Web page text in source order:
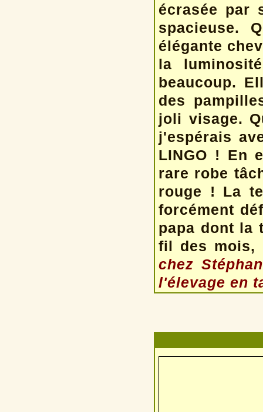
écrasée par
spacieuse.
élégante
la
beaucoup.
des
joli visage.
j'espérais
LINGO ! En
rare robe
rouge ! La
forcément
papa dont la
fil des mois,
chez
l'élevage en